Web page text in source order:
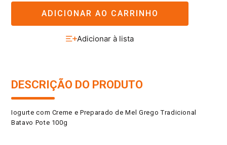
ADICIONAR AO CARRINHO
DESCRIÇÃO DO PRODUTO
Iogurte com Creme e Preparado de Mel Grego Tradicional
Batavo Pote 100g